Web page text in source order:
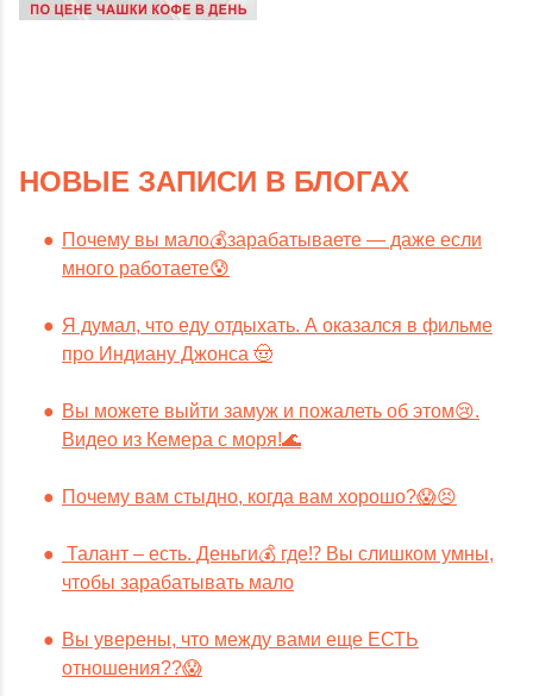
НОВЫЕ ЗАПИСИ В БЛОГАХ
Почему вы мало💰зарабатываете — даже если
много работаете😰
Я думал, что еду отдыхать. А оказался в фильме
про Индиану Джонса 🤠
Вы можете выйти замуж и пожалеть об этом😢.
Видео из Кемера с моря!🌊
Почему вам стыдно, когда вам хорошо?😱😣
Талант – есть. Деньги💰 где⁉️ Вы слишком умны,
чтобы зарабатывать мало
Вы уверены, что между вами еще ЕСТЬ
отношения??😱